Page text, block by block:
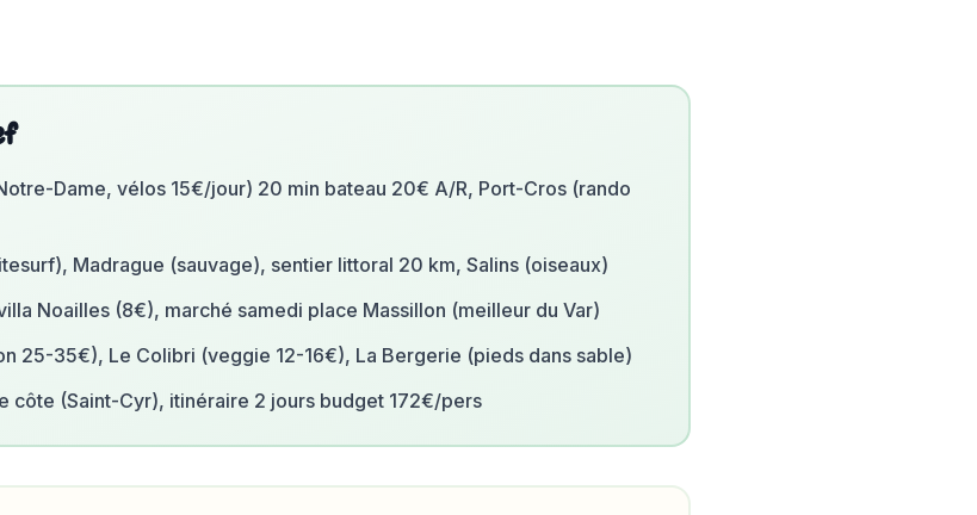
Dame, vélos 15€/jour) 20 min bateau 20€ A/R, Port-Cros (rando
Madrague (sauvage), sentier littoral 20 km, Salins (oiseaux)
Noailles (8€), marché samedi place Massillon (meilleur du Var)
25-35€), Le Colibri (veggie 12-16€), La Bergerie (pieds dans sable)
côte (Saint-Cyr), itinéraire 2 jours budget 172€/pers